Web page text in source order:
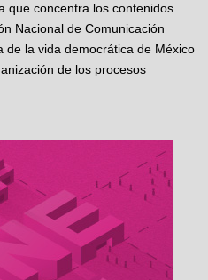
que concentra los contenidos
Nacional de Comunicación
de la vida democrática de México
de los procesos